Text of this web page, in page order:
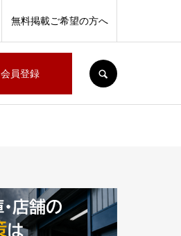
会員登録
無料掲載ご希望の方へ